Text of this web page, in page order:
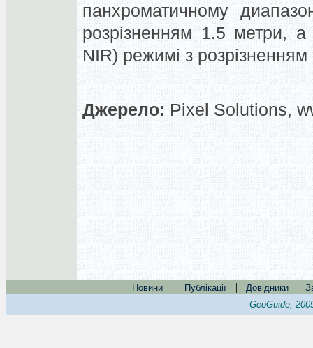
панхроматичному
розрізненням 1.5 метри,
NIR) режимі з розрізненням
Джерело: Pixel Solutions,
Новини | Публікації | Довідники |
GeoGuide,